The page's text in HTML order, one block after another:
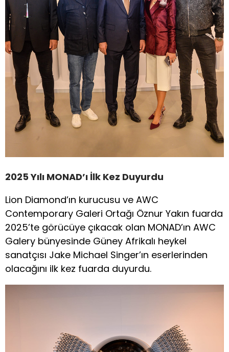
2025 Yılı MONAD’ı İlk Kez Duyurdu
Lion Diamond’ın kurucusu ve AWC
Contemporary Galeri Ortağı Öznur Yakın fuarda
2025’te görücüye çıkacak olan MONAD’ın AWC
Galery bünyesinde Güney Afrikalı heykel
sanatçısı Jake Michael Singer’ın eserlerinden
olacağını ilk kez fuarda duyurdu.